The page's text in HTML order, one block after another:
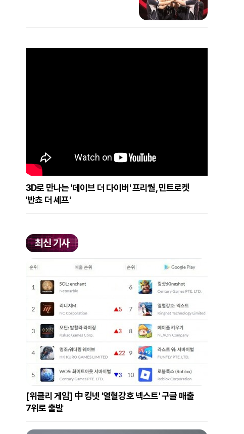
3D로 만나는 '데이브 더 다이버' 프리퀄, 민트로켓
'반쵸 더 셰프'
최신 기사
[위클리 게임] 中 킹넷 '열혈강호 넥스트' 구글 매출
7위로 출발